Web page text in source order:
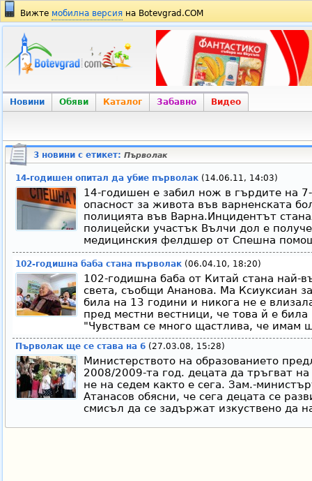
Вижте мобилна версия на Botevgrad.COM
Новини Обяви Каталог Забавно Видео
3 новини с етикет: Първолак
14-годишен опитал да убие първолак (14.06.11, 14:03)
14-годишен е забил нож в гърдите на
опасност за живота във варненската
полицията във Варна.Инцидентът
полицейски участък Вълчи дол е
медицинския фелдшер от Спешна
102-годишна баба стана първолак(06.04.10, 18:20)
102-годишна баба от Китай стана най-
света, съобщи Ананова. Ма Ксиуксиан
била на 13 години и никога не е
пред местни вестници, че това й е била
"Чувствам се много щастлива, че имам
Първолак ще се става на 6(27.03.08, 15:28)
Министерството на образованието
2008/2009-та год. децата да тръгват
не на седем както е сега. Зам.-
Атанасов обясни, че сега децата се
смисъл да се задържат изкуствено да